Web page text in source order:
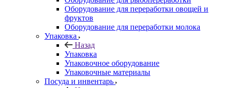
Оборудование для переработки овощей и
фруктов
Оборудование для переработки молока
Упаковка
Назад
Упаковка
Упаковочное оборудование
Упаковочные материалы
Посуда и инвентарь